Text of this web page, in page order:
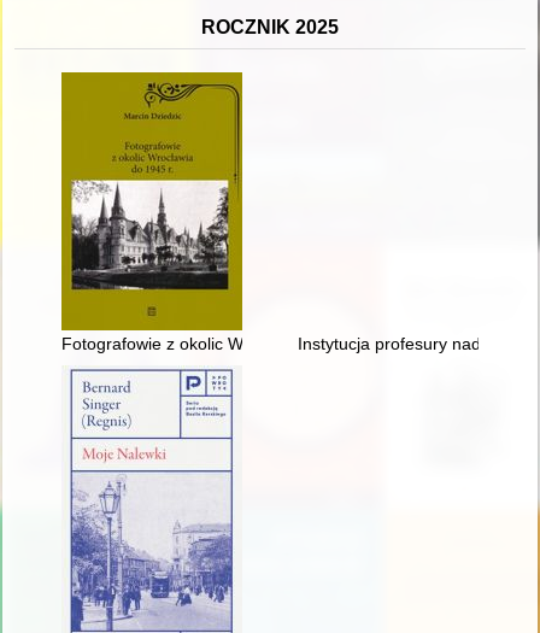
ROCZNIK 2025
Fotografowie z okolic Wrocławia do 1945 r
Instytucja profesury